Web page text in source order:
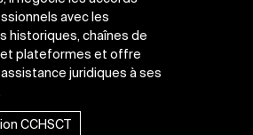
avec les
historiques, chaînes de
et plateformes et offre
juridiques à ses
CCHSCT